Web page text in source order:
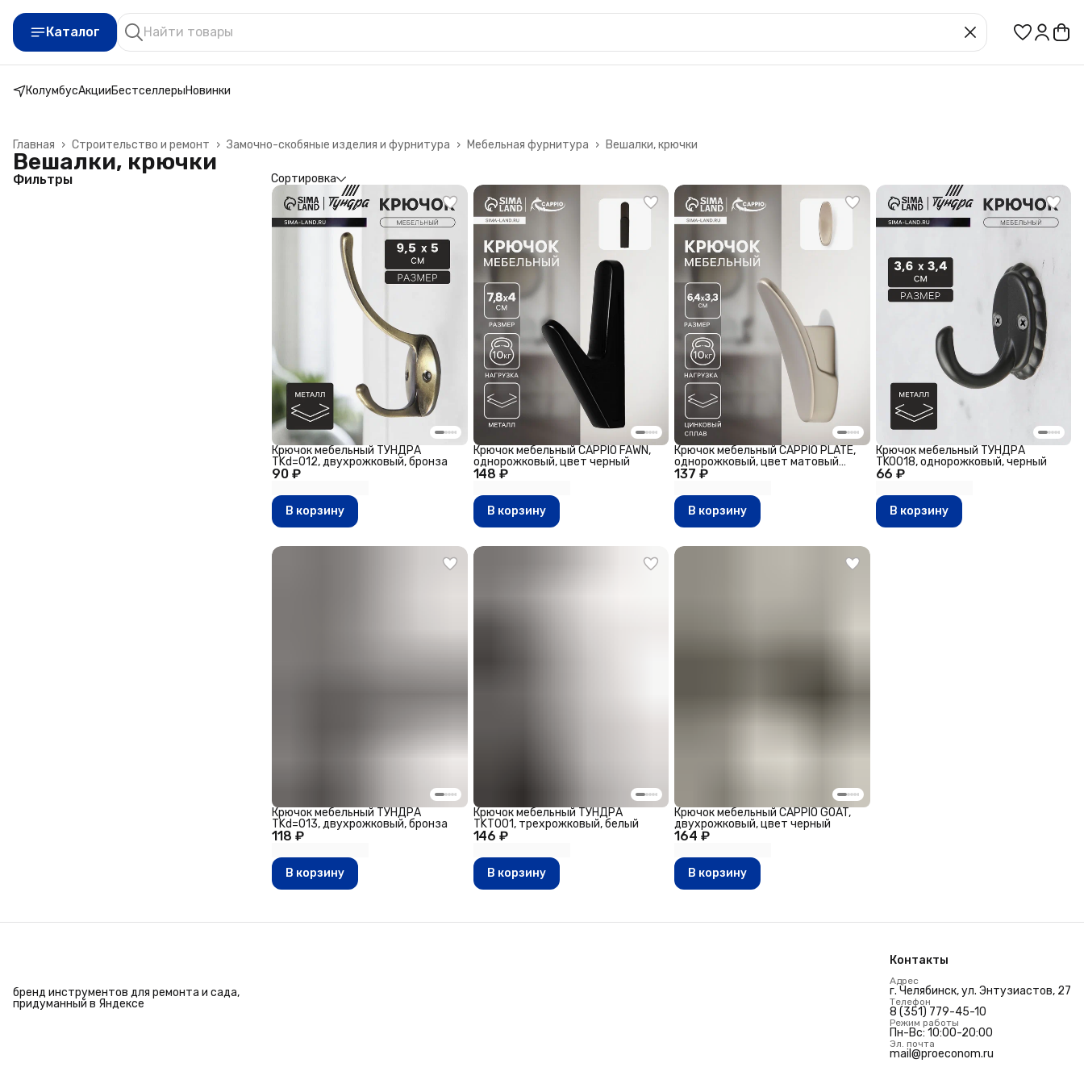
Каталог
КолумбусАкцииБестселлерыНовинки
Вешалки, крючки
Мебельная фурнитура ›
Замочно-скобяные изделия и фурнитура ›
Строительство и ремонт ›
Главная ›
Вешалки, крючки
Фильтры Сортировка
90 ₽
Крючок мебельный ТУНДРА
TKd=012, двухрожковый, бронза
В корзину
148 ₽
Крючок мебельный CAPPIO FAWN,
однорожковый, цвет черный
В корзину
137 ₽
Крючок мебельный CAPPIO PLATE,
однорожковый, цвет матовый
никель
В корзину
66 ₽
Крючок мебельный ТУНДРА
TKO018, однорожковый, черный
В корзину
118 ₽
Крючок мебельный ТУНДРА
TKd=013, двухрожковый, бронза
В корзину
146 ₽
Крючок мебельный ТУНДРА
TKT001, трехрожковый, белый
В корзину
164 ₽
Крючок мебельный CAPPIO GOAT,
двухрожковый, цвет черный
В корзину
бренд инструментов для ремонта и сада,
придуманный в Яндексе
Контакты
Адрес
г. Челябинск, ул. Энтузиастов, 27
Телефон
8 (351) 779-45-10
Режим работы
Пн-Вс: 10:00-20:00
Эл. почта
mail@proeconom.ru